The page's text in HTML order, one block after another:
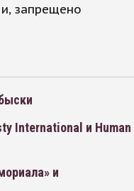
запрещено
International и Human
и